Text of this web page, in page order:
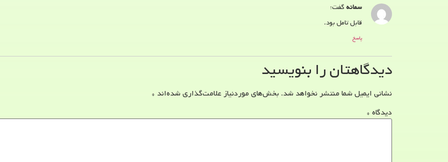
سمانهگفت:
قابل تامل بود.
پاسخ
دیدگاهتان را بنویسید
نشانی ایمیل شما منتشر نخواهد شد. بخش‌های موردنیاز علامت‌گذاری شده‌اند *
دیدگاه *